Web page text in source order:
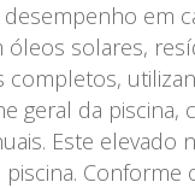
em
solares,
geral da
Este